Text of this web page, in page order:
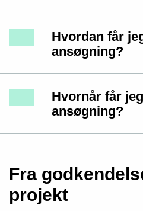
Hvordan får
ansøgning?
Hvornår får
ansøgning?
Fra
projekt